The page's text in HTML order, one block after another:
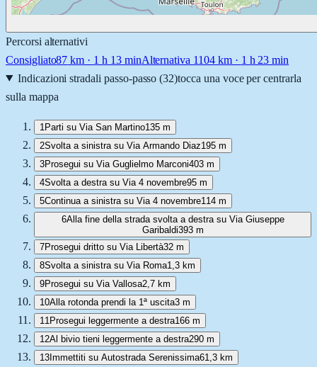
Percorsi alternativi
Consigliato87 km · 1 h 13 minAlternativa 1104km · 1 h 23 min
Indicazioni stradali passo-passo (32)tocca una voce per centrarla
sulla mappa
1 Parti su Via San Martino135 m
2Svolta a sinistra su Via Armando Diaz195 m
3Prosegui su Via Guglielmo Marconi403 m
4Svolta a destra su Via 4 novembre95 m
5Continua a sinistra su Via 4 novembre114 m
6Alla fine della strada svolta a destra su Via Giuseppe
Garibaldi393 m
7Prosegui dritto su Via Libertà32 m
8Svolta a sinistra su Via Roma1,3 km
9Prosegui su Via Vallosa2,7 km
10Alla rotonda prendi la 1ª uscita3 m
11 Prosegui leggermente a destra166 m
12Al bivio tieni leggermente a destra290 m
13Immettiti su Autostrada Serenissima61,3 km